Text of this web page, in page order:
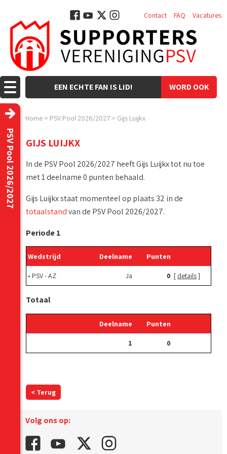
WORD OOK
EEN ECHTE FAN IS LID!
Contact FAQ Vacatures
Home > PSV Pool 2026/2027 > Gijs Luijkx
PSV Pool 2026/2027 GIJS LUIJKX
In de PSV Pool 2026/2027 heeft Gijs Luijkx tot nu toe
met 1 deelname 0 punten behaald.
Gijs Luijkx staat momenteel op plaats 32 in de
totaalstandvan de PSV Pool 2026/2027.
Periode 1
Wedstrijd Deelname Punten
• PSV - AZ Ja 0 [ details]
Totaal
Deelname Punten
1 0
< Terug
Volg ons op: